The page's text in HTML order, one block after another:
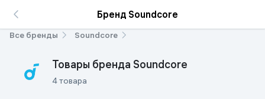
Бренд Soundcore
Все бренды Soundcore
Товары бренда Soundcore
4 товара